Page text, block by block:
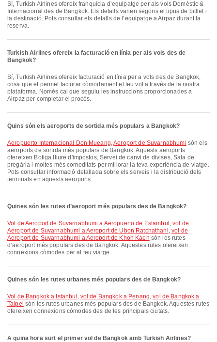
Sí, Turkish Airlines ofereix franquícia d’equipatge per als vols Domèstic &
Internacional des de Bangkok. Els detalls varien segons el tipus de bitllet i
la destinació. Pots consultar els detalls de l’equipatge a Airpaz durant la
reserva.
Turkish Airlines ofereix la facturació en línia per als vols des de
Bangkok?
Sí, Turkish Airlines ofereix facturació en línia per a vols des de Bangkok,
cosa que et permet facturar còmodament el teu vol a través de la nostra
plataforma. Només cal que seguiu les instruccions proporcionades a
Airpaz per completar el procés.
Quins són els aeroports de sortida més populars a Bangkok?
Aeropuerto Internacional Don Mueang,Aeroport de Suvarnabhumi són els
aeroports de sortida més populars de Bangkok. Aquests aeroports
ofereixen Botiga lliure d'impostos, Servei de canvi de divises, Sala de
pregària i moltes més comoditats per millorar la teva experiència de viatge.
Pots consultar informació detallada sobre els serveis i la distribució dels
terminals en aquests aeroports.
Quines són les rutes d’aeroport més populars des de Bangkok?
vol de Aeroport de Suvarnabhumi a Aeropuerto de Estambul ,vol de
Aeroport de Suvarnabhumi a Aeroport de Ubon Ratchathani, vol de
Aeroport de Suvarnabhumi a Aeroport de Khon Kaen són les rutes
d’aeroport més populars des de Bangkok. Aquestes rutes ofereixen
connexions còmodes per al teu viatge.
Quines són les rutes urbanes més populars des de Bangkok?
vol de Bangkok a Istanbul , vol de Bangkok a Penang,vol de Bangkok a
Taipei són les rutes urbanes més populars des de Bangkok. Aquestes rutes
ofereixen connexions còmodes des de les principals ciutats.
A quina hora surt el primer vol de Bangkok amb Turkish Airlines?